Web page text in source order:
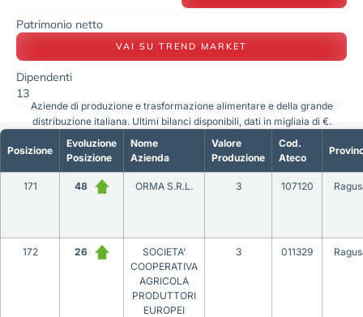
Patrimonio netto
VAI SU TREND MARKET
Dipendenti
13
Posizione
Evoluzione
Posizione
Nome
Azienda
Valore
Produzione
Cod.
Ateco
171 48 ORMA S.R.L. 3 107120
172 26
SOCIETA’
COOPERATIVA
AGRICOLA
PRODUTTORI
EUROPEI
3 011329
Aziende di produzione e trasformazione alimentare e della grande
distribuzione italiana. Ultimi bilanci disponibili, dati in migliaia di €.